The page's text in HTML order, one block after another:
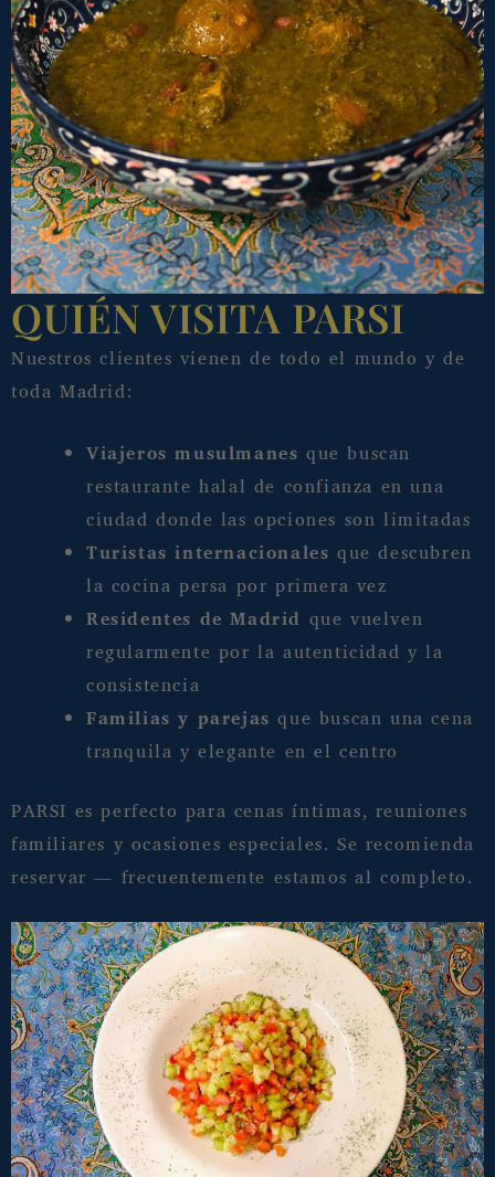
QUIÉN VISITA PARSI
Nuestros clientes vienen de todo el mundo y de
toda Madrid:
Viajeros musulmanes que buscan
restaurante halal de confianza en una
ciudad donde las opciones son limitadas
Turistas internacionales que descubren
la cocina persa por primera vez
Residentes de Madrid que vuelven
regularmente por la autenticidad y la
consistencia
Familias y parejas que buscan una cena
tranquila y elegante en el centro
PARSI es perfecto para cenas íntimas, reuniones
familiares y ocasiones especiales. Se recomienda
reservar — frecuentemente estamos al completo.